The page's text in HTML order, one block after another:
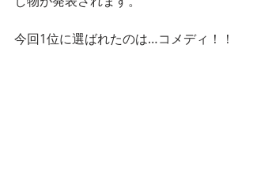
今回1位に選ばれたのは…コメディ！！